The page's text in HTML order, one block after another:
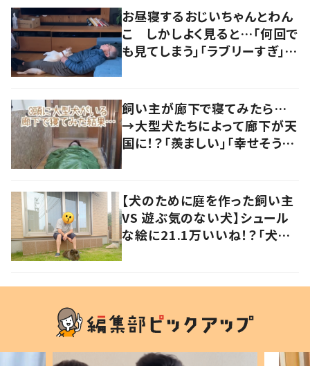
お昼寝するおじいちゃんとわん
こ しかしよく見ると…「何回で
も見てしまう」「ラブリーすぎ」の
飼い主が廊下で寝てみたら…
→大型犬たちによって廊下が天
国に！？「羨ましい」「幸せそう」
【犬のために庭を作った飼い主
VS 遊ぶ気のない犬】シュール
な絵に21.1万いいね！？「犬の